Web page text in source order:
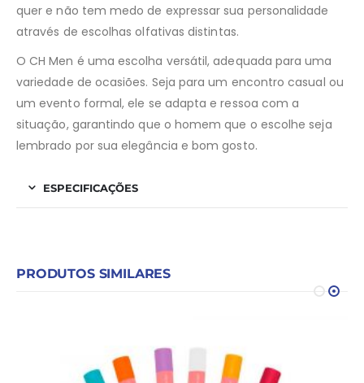
quer e não tem medo de expressar sua personalidade
através de escolhas olfativas distintas.
O CH Men é uma escolha versátil, adequada para uma
variedade de ocasiões. Seja para um encontro casual ou
um evento formal, ele se adapta e ressoa com a
situação, garantindo que o homem que o escolhe seja
lembrado por sua elegância e bom gosto.
ESPECIFICAÇÕES
PRODUTOS SIMILARES